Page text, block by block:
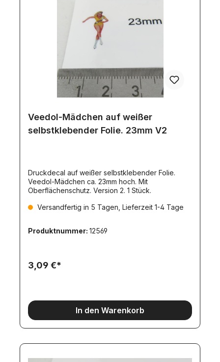
Veedol-Mädchen auf weißer
selbstklebender Folie. 23mm V2
Druckdecal auf weißer selbstklebender Folie.
Veedol-Mädchen ca. 23mm hoch. Mit
Oberflächenschutz. Version 2. 1 Stück.
Versandfertig in 5 Tagen, Lieferzeit 1-4 Tage
Produktnummer: 12569
3,09 €*
In den Warenkorb